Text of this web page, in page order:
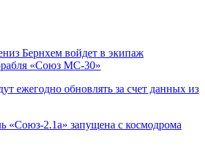
Бернхем войдет в экипаж
«Союз МС-30»
ежегодно обновлять за счет данных из
«Союз-2.1а» запущена с космодрома